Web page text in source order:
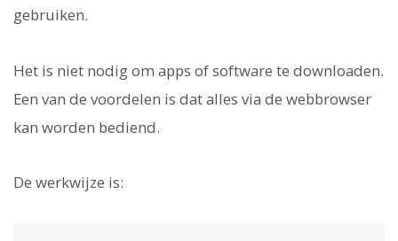
gebruiken.
Het is niet nodig om apps of software te downloaden.
Een van de voordelen is dat alles via de webbrowser
kan worden bediend.
De werkwijze is: